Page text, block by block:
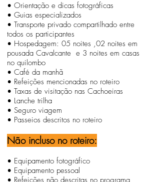
• Orientação e dicas fotográficas
• Guias especializados
• Transporte privado compartilhado entre
todos os participantes
• Hospedagem: 05 noites ,02 noites em
pousada Cavalcante e 3 noites em casas
no quilombo
• Café da manhã
• Refeições mencionadas no roteiro
• Taxas de visitação nas Cachoeiras
• Lanche trilha
• Seguro viagem
• Passeios descritos no roteiro
Não incluso no roteiro:
• Equipamento fotográfico
• Equipamento pessoal
• Refeições não descritas no programa